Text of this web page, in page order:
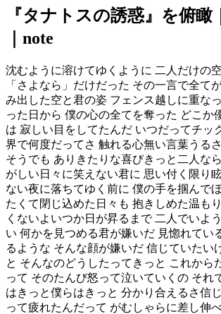
『タナトスの誘惑』を俯
｜note
沈むように溶けてゆくように 二人だけの
「さよなら」だけだった その一言で全て
み出した空と君の姿 フェンス越しに重な
った日から 僕の心の全てを奪った どこか
は 寂しい目をしてたんだ いつだってチッ
界で何度だってさ 触れる心無い言葉うる
そうでも ありきたりな喜びきっと二人な
がしい日々に笑えない君に 思い付く限り
ない夜に落ちてゆく前に 僕の手を掴んで
たくて閉じ込めた日々も 抱きしめた温も
くないよいつか日が昇るまで 二人でいよ
い 何かを見つめる君が嫌いだ 見惚れてい
るような そんな顔が嫌いだ 信じていたい
と そんなのどうしたってきっと これから
って そのたんび怒って泣いていくの それ
はきっと僕らはきっと 分かり合えるさ信
って疲れたんだって がむしゃらに差し伸